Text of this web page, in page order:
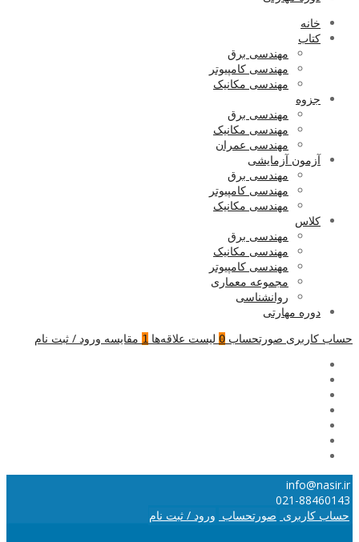
خانه
کتاب
مهندسی برق
مهندسی کامپیوتر
مهندسی مکانیک
جزوه
مهندسی برق
مهندسی مکانیک
مهندسی عمران
آزمون آزمایشی
مهندسی برق
مهندسی کامپیوتر
مهندسی مکانیک
کلاس
مهندسی برق
مهندسی مکانیک
مهندسی کامپیوتر
مجموعه معماری
روانشناسی
دوره مهارتی
حساب کاربری صورتحساب 0 لیست علاقه‌ها 1 مقایسه ورود / ثبت نام
info@nasir.ir
021-88460143
حساب کاربری صورتحساب ورود / ثبت نام